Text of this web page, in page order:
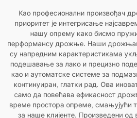
Као професионални произвођач
приоритет је интегрисање
нашу опрему како бисмо
перформансу дрожње. Наши
су напредним карактеристикама
подешавање за лако и прецизно
као и аутоматске системе за
континуиран, глатки рад. Ова
само да повећава ефикасност
време простора опреме, смањујући
за наше клијенте. Произведени од